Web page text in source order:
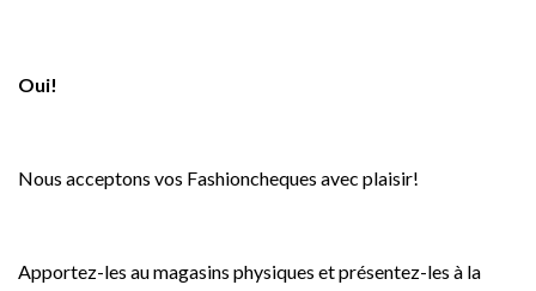
Oui!
Nous acceptons vos Fashioncheques avec plaisir!
Apportez-les au magasins physiques et présentez-les à la